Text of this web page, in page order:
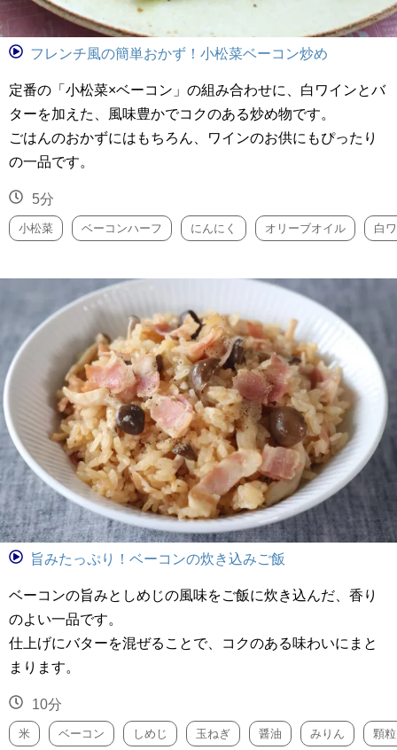
フレンチ風の簡単おかず！小松菜ベーコン炒め
定番の「小松菜×ベーコン」の組み合わせに、白ワインとバ
ターを加えた、風味豊かでコクのある炒め物です。
ごはんのおかずにはもちろん、ワインのお供にもぴったり
の一品です。
5分
小松菜 ベーコンハーフ にんにく オリーブオイル 白
旨みたっぷり！ベーコンの炊き込みご飯
ベーコンの旨みとしめじの風味をご飯に炊き込んだ、香り
のよい一品です。
仕上げにバターを混ぜることで、コクのある味わいにまと
まります。
10分
米 ベーコン しめじ 玉ねぎ 醤油 みりん 顆